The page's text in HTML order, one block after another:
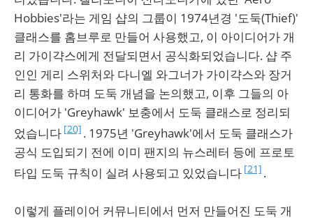
Hobbies'라는 게임 샵의 그룹이 1974년경 '도둑(Thief)'
클래스를 홈브루로 만들어 사용했고, 이 아이디어가 개
리 가이갹스에게 전달되면서 공식화되었습니다. 샵 주
인인 게리 스위처와 다니엘 와그너가 가이갹스와 장거
리 통화를 하며 도둑 개념을 논의했고, 이후 그들의 아
이디어가 'Greyhawk' 보충에서 도둑 클래스로 정리되
었습니다 [20] . 1975년 'Greyhawk'에서 도둑 클래스가
공식 도입되기 전에 이미 팬지의 뉴스레터 등에 프로토
타입 도둑 규칙이 실려 사용되고 있었습니다 [21] .
이렇게 플레이어 커뮤니티에서 먼저 만들어진 도둑 개